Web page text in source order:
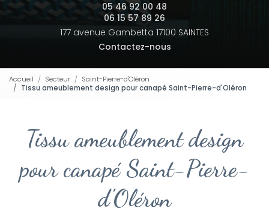
05 46 92 00 48
06 15 57 89 26
177 avenue Gambetta 17100 SAINTES
Contactez-nous
Accueil Secteur
Saint-Pierre-d'Oléron
Tissu ameublement design pour canapé Saint-Pierre-d'Oléron
Tissu ameublement design
pour canapé Saint-Pierre-
d'Oléron